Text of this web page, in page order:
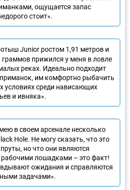
ощущается запас
стоит».
Junior ростом 1,91 метров и
граммов прижился у меня в ловле
реках. Идеально подходит
им комфортно рыбачить
условиях среди нависающих
и ивняка».
в своем арсенале несколько
Hole. Не могу сказать, что это
но что они являются
лошадками – это факт!
ожидания и справляются
задачами».